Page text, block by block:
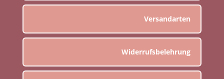
Versandarten
Widerrufsbelehrung